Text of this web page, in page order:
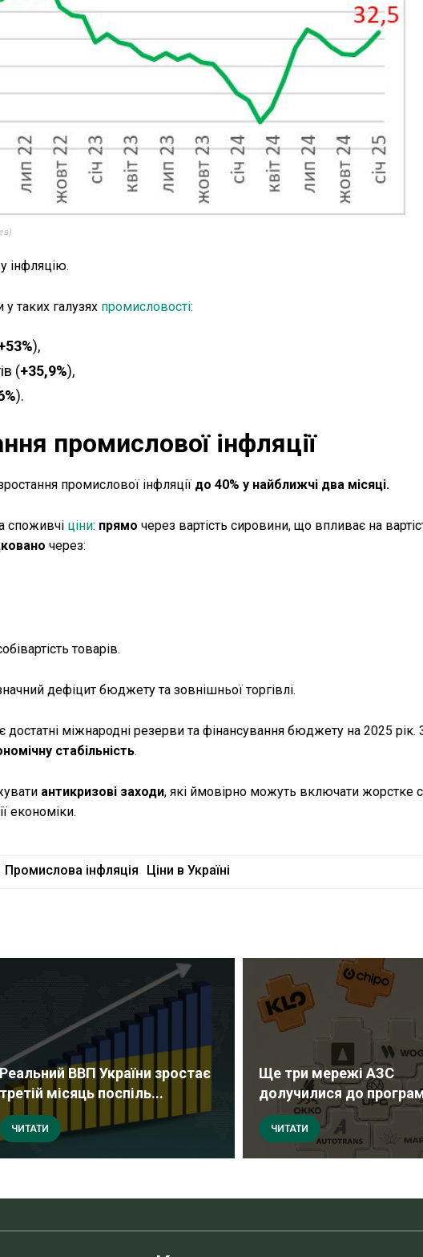
інфляцію.
таких галузях промисловості:
),
(+35,9%),
).
промислової інфляції
промислової інфляції до 40% у найближчі два місяці.
споживчі ціни: прямо через вартість сировини, що впливає на
через:
товарів.
дефіцит бюджету та зовнішньої торгівлі.
міжнародні резерви та фінансування бюджету на 2025 рік.
стабільність.
антикризові заходи, які ймовірно можуть включати жорстке
економіки.
Промислова інфляція Ціни в Україні
Реальний ВВП України зростає
третій місяць поспіль...
ЧИТАТИ
Ще три мережі АЗС
долучилися до
ЧИТАТИ